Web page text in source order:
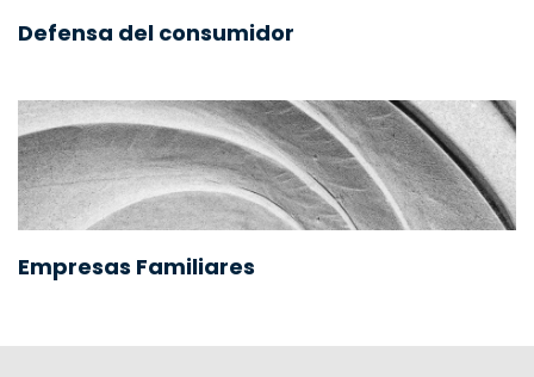
Defensa del consumidor
Empresas Familiares